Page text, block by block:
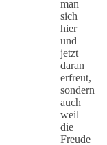
man
sich
hier
und
jetzt
daran
erfreut,
sondern
auch
weil
die
Freude